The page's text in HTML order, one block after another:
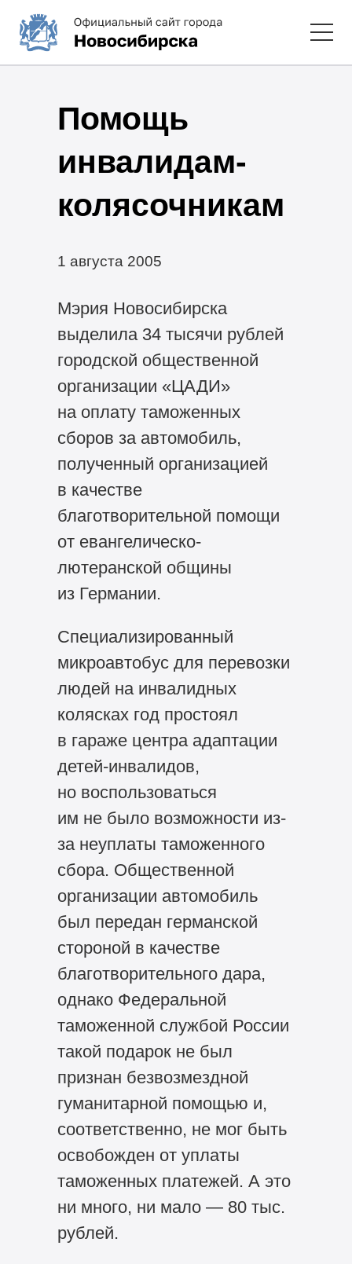
Помощь
инвалидам-
колясочникам
1 августа 2005
Мэрия Новосибирска
выделила 34 тысячи рублей
городской общественной
организации «ЦАДИ»
на оплату таможенных
сборов за автомобиль,
полученный организацией
в качестве
благотворительной помощи
от евангелическо-
лютеранской общины
из Германии.
Специализированный
микроавтобус для перевозки
людей на инвалидных
колясках год простоял
в гараже центра адаптации
детей-инвалидов,
но воспользоваться
им не было возможности из-
за неуплаты таможенного
сбора. Общественной
организации автомобиль
был передан германской
стороной в качестве
благотворительного дара,
однако Федеральной
таможенной службой России
такой подарок не был
признан безвозмездной
гуманитарной помощью и,
соответственно, не мог быть
освобожден от уплаты
таможенных платежей. А это
ни много, ни мало — 80 тыс.
рублей.